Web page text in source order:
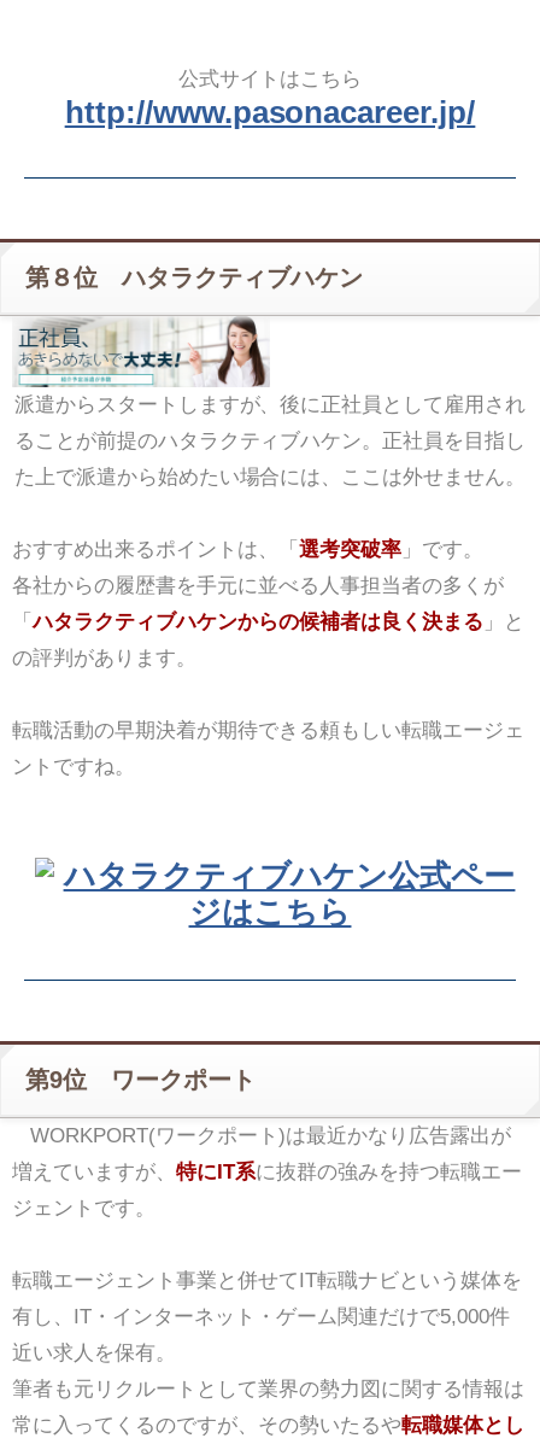
公式サイトはこちら
http://www.pasonacareer.jp/
第８位 ハタラクティブハケン
派遣からスタートしますが、後に正社員として雇用され
ることが前提のハタラクティブハケン。正社員を目指し
た上で派遣から始めたい場合には、ここは外せません。
おすすめ出来るポイントは、「 選考突破率」です。
各社からの履歴書を手元に並べる人事担当者の多くが
「ハタラクティブハケンからの候補者は良く決まる 」と
の評判があります。
転職活動の早期決着が期待できる頼もしい転職エージェ
ントですね。
ハタラクティブハケン公式ペー
ジはこちら
第9位 ワークポート
WORKPORT(ワークポート)は最近かなり広告露出が
増えていますが、 特にIT系に抜群の強みを持つ転職エー
ジェントです。
転職エージェント事業と併せてIT転職ナビという媒体を
有し、IT・インターネット・ゲーム関連だけで5,000件
近い求人を保有。
筆者も元リクルートとして業界の勢力図に関する情報は
常に入ってくるのですが、その勢いたるや転職媒体とし